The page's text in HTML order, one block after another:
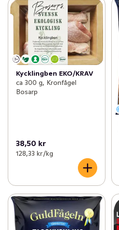
Kycklingben EKO/KRAV
ca 300 g, Kronfågel
Bosarp
38,50 kr
128,33 kr /kg